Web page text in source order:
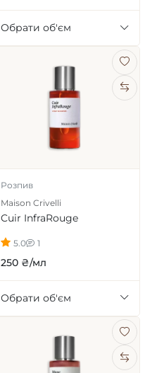
Обрати об'єм
Розпив
Maison Crivelli
Cuir InfraRouge
5.0 1
250 ₴/мл
Обрати об'єм